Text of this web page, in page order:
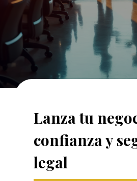
Lanza tu
confianza y
legal